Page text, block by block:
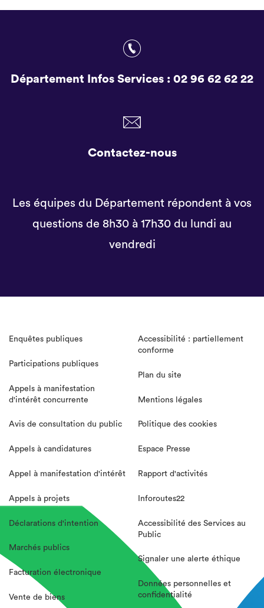
Département Infos Services : 02 96 62 62 22
Contactez-nous
Les équipes du Département répondent à vos
questions de 8h30 à 17h30 du lundi au
vendredi
Enquêtes publiques
Participations publiques
Appels à manifestation
d'intérêt concurrente
Avis de consultation du public
Appels à candidatures
Appel à manifestation d'intérêt
Appels à projets
Déclarations d'intention
Marchés publics
Facturation électronique
Vente de biens
Accessibilité : partiellement
conforme
Plan du site
Mentions légales
Politique des cookies
Espace Presse
Rapport d'activités
Inforoutes22
Accessibilité des Services au
Public
Signaler une alerte éthique
Données personnelles et
confidentialité